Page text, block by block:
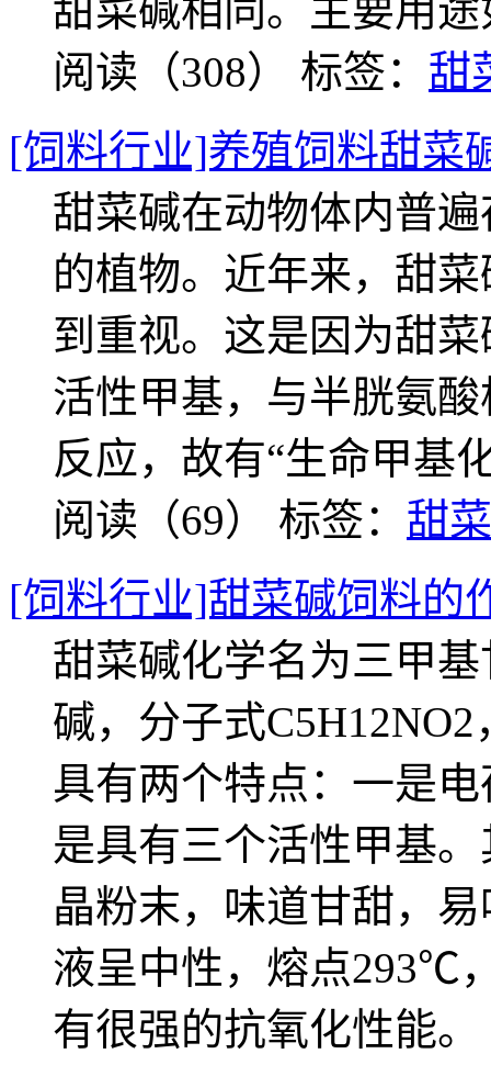
甜菜碱相同。主要用
阅读（308） 标签： 甜
[饲料行业]养殖饲料甜菜
甜菜碱在动物体内普
的植物。近年来，甜
到重视。这是因为甜
活性甲基，与半胱氨
反应，故有“生命甲基
阅读（69） 标签： 甜
[饲料行业]甜菜碱饲料的
甜菜碱化学名为三甲
碱，分子式
具有两个特点：一是
是具有三个活性甲基
晶粉末，味道甘甜，
液呈中性，熔点293℃
有很强的抗氧化性能。